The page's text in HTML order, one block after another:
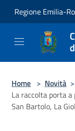
Regione Emilia-
Home > Novità >
La raccolta porta
San Bartolo, La